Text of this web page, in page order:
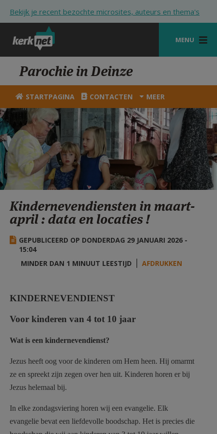
Bekijk je recent bezochte microsites, auteurs en thema's
MENU
STARTPAGINA
KERK
VIERINGEN
SHOP
ZOEKEN
HULP
STARTPAGINA PORTAAL
MIJN PAROCHIE
AANMELDEN OF REGISTREREN
Parochie in Deinze
STARTPAGINA CONTACTEN MEER
Kindernevendiensten in maart-
april : data en locaties !
GEPUBLICEERD OP DONDERDAG 29 JANUARI 2026 -
15:04
MINDER DAN 1 MINUUT LEESTIJD
AFDRUKKEN
KINDERNEVENDIENST
Voor kinderen van 4 tot 10 jaar
Wat is een kindernevendienst?
Jezus heeft oog voor de kinderen om Hem heen. Hij omarmt
ze en spreekt zijn zegen over hen uit. Kinderen horen er bij
Jezus helemaal bij.
In elke zondagsviering horen wij een evangelie. Elk
evangelie bevat een liefdevolle boodschap. Het is precies die